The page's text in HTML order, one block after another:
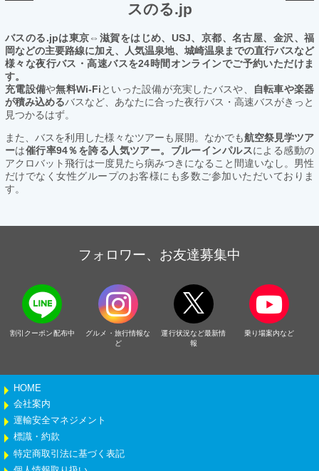
スのる.jp
バスのる.jpは東京⇔滋賀をはじめ、USJ、京都、名古屋、金沢、福
岡などの主要路線に加え、人気温泉地、城崎温泉までの直行バスなど
様々な夜行バス・高速バスを24時間オンラインでご予約いただけま
す。
充電設備や無料Wi-Fiといった設備が充実したバスや、
自転車や楽器
が積み込めるバスなど、あなたに合った夜行バス・高速バスがきっと
見つかるはず。
また、バスを利用した様々なツアーも展開。なかでも航空祭見学ツア
ーは催行率94％を誇る人気ツアー。ブルーインパルスによる感動の
アクロバット飛行は一度見たら病みつきになること間違いなし。男性
だけでなく女性グループのお客様にも多数ご参加いただいておりま
す。
フォロワー、お友達募集中
割引クーポン配布中
グルメ・旅行情報な
ど
運行状況など最新情
報
乗り場案内など
HOME
会社案内
運輸安全マネジメント
標識・約款
特定商取引法に基づく表記